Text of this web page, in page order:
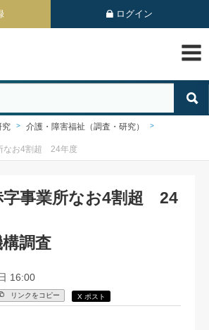
ログイン
究 介護・障害福祉（調査・研究）
なお4割超 24年度
字事業所なお4割超 24
調査
16:00
リンクをコピー X ポスト